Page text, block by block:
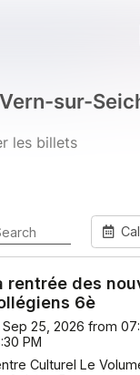
sur-
les billets